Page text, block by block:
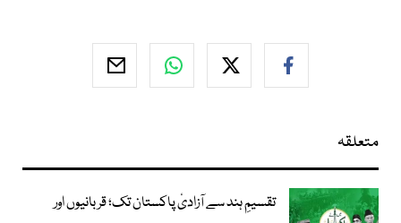
متعلقہ
تقسیمِ ہند سے آزادیٔ پاکستان تک؛ قربانیوں اور